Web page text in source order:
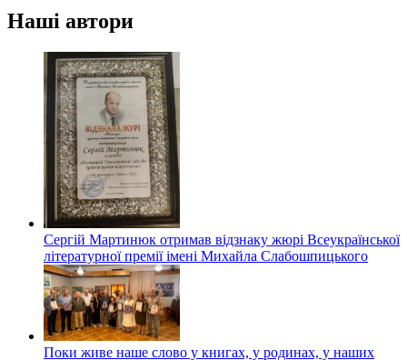
Наші автори
Сергій Мартинюк отримав відзнаку жюрі Всеукраїнської
літературної премії імені Михайла Слабошпицького
Поки живе наше слово у книгах, у родинах, у наших